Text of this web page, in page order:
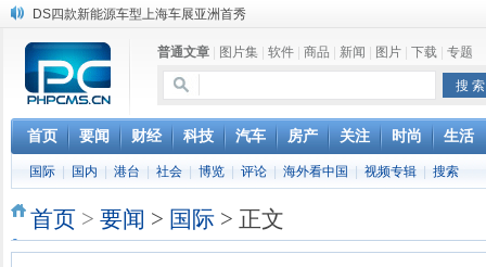
DS四款新能源车型上海车展亚洲首秀
小米高管：虽然高通与苹果和解，但5G iPhone最快明年下半年发布
iOS 13加入黑暗模式 多功能加持6月份见
高通与苹果达成和解，双方达成6年许可协议
巴黎圣母院大火肆虐，人类文明的一场浩劫
奔驰维权女车主捅出了一个最大的瓜
苹果MacOS曝新功能：将iPad作为拓展屏
普通文章 图片集 软件 商品 新闻 图片 下载 专题
首页 要闻 财经 科技 汽车 房产 关注 时尚 生活
国际 国内 港台 社会 博览 评论 海外看中国 视频专辑 搜索
首页 > 要闻 > 国际 > 正文